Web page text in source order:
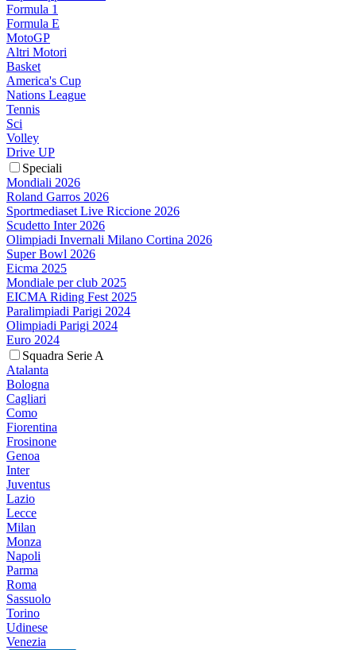
Formula 1
Formula E
MotoGP
Altri Motori
Basket
America's Cup
Nations League
Tennis
Sci
Volley
Drive UP
Speciali
Mondiali 2026
Roland Garros 2026
Sportmediaset Live Riccione 2026
Scudetto Inter 2026
Olimpiadi Invernali Milano Cortina 2026
Super Bowl 2026
Eicma 2025
Mondiale per club 2025
EICMA Riding Fest 2025
Paralimpiadi Parigi 2024
Olimpiadi Parigi 2024
Euro 2024
Squadra Serie A
Atalanta
Bologna
Cagliari
Como
Fiorentina
Frosinone
Genoa
Inter
Juventus
Lazio
Lecce
Milan
Monza
Napoli
Parma
Roma
Sassuolo
Torino
Udinese
Venezia